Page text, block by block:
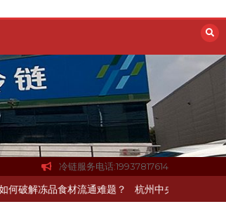
冷链服务电话:19937817614
食材流通难题？ 杭州中央厨房布局餐饮连锁，